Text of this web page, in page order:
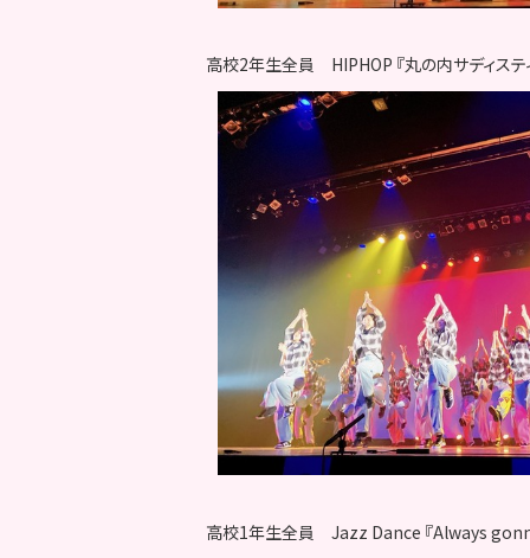
高校2年生全員 HIPHOP 『丸の内サディステ
高校1年生全員 Jazz Dance 『Always